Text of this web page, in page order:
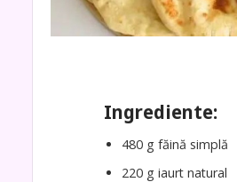
Ingrediente:
480 g făină simplă
220 g iaurt natural